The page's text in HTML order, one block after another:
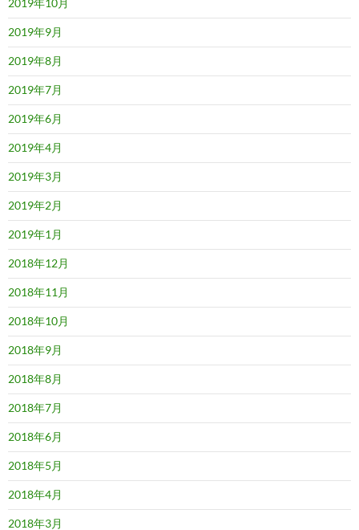
2019年10月
2019年9月
2019年8月
2019年7月
2019年6月
2019年4月
2019年3月
2019年2月
2019年1月
2018年12月
2018年11月
2018年10月
2018年9月
2018年8月
2018年7月
2018年6月
2018年5月
2018年4月
2018年3月